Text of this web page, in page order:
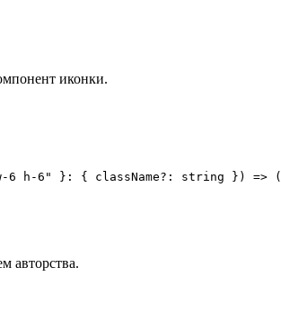
иконки.
6 h-6" }: { className?: string }) => (
авторства.